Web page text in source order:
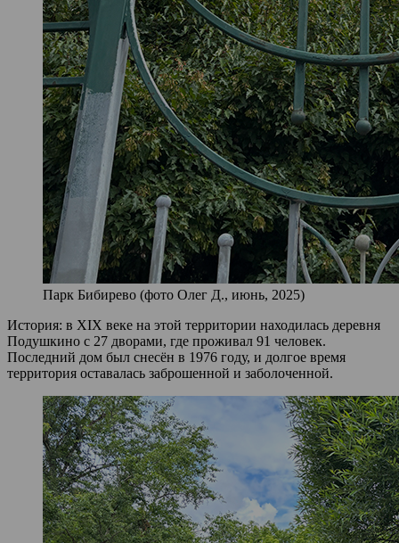
Парк Бибирево (фото Олег Д., июнь, 2025)
История: в XIX веке на этой территории находилась деревня
Подушкино с 27 дворами, где проживал 91 человек.
Последний дом был снесён в 1976 году, и долгое время
территория оставалась заброшенной и заболоченной.